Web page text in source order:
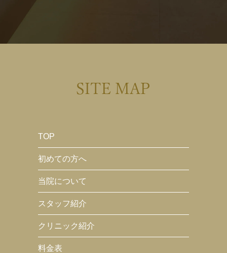
SITE MAP
TOP
初めての方へ
当院について
スタッフ紹介
クリニック紹介
料金表